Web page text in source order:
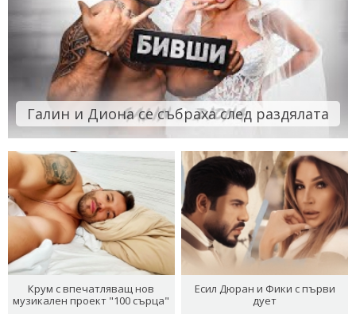
Галин и Диона се събраха след раздялата
Крум с впечатляващ нов
музикален проект "100 сърца"
Есил Дюран и Фики с първи
дует